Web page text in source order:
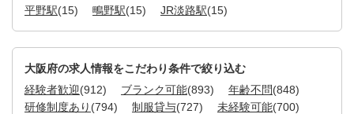
平野駅(15) 鴫野駅(15) JR淡路駅(15)
大阪府の求人情報をこだわり条件で絞り込む
経験者歓迎(912) ブランク可能(893) 年齢不問(848)
研修制度あり (794) 制服貸与(727) 未経験可能(700)